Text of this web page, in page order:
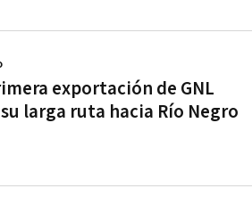
exportación de GNL
larga ruta hacia Río Negro